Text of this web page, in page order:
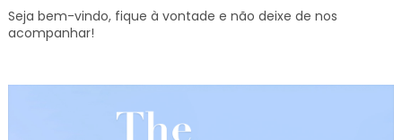
Seja bem-vindo, fique à vontade e não deixe de nos
acompanhar!